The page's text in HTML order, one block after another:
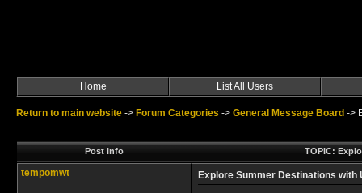
Home List All Users
Return to main website -> Forum Categories -> General Message Board ->
Post Info TOPIC:
tempomwt Explore Summer Destinations with